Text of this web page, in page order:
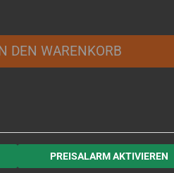
DEN WARENKORB
PREISALARM AKTIVIEREN